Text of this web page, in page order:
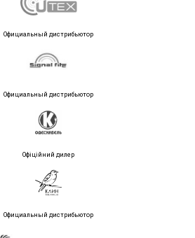
Официальный дистрибьютор
Официальный дистрибьютор
Офіційний дилер
Официальный дистрибьютор